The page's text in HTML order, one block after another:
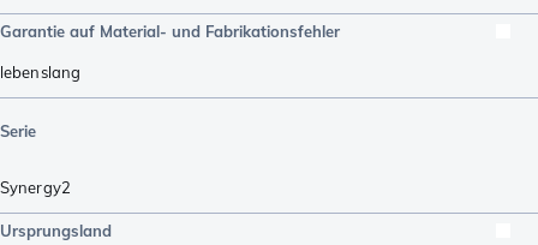
Garantie auf Material- und Fabrikationsfehler
lebenslang
Serie
Synergy2
Ursprungsland